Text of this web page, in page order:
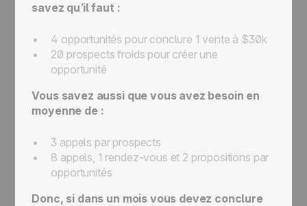
savez qu’il faut :
4 opportunités pour conclure 1 vente à $30k
20 prospects froids pour créer une
opportunité
Vous savez aussi que vous avez besoin en
moyenne de :
3 appels par prospects
8 appels, 1 rendez-vous et 2 propositions par
opportunités
Donc, si dans un mois vous devez conclure